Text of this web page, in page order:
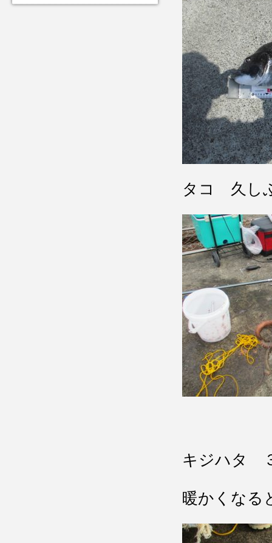
タコ 久し
キジハタ
暖かくな